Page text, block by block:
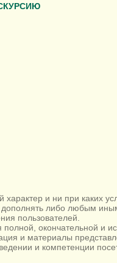
и ни при каких
дополнять либо любым
пользователей.
окончательной и
и материалы
и компетенции